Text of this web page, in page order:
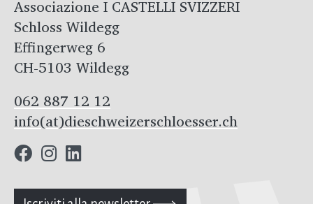
Associazione I CASTELLI SVIZZERI
Schloss Wildegg
Effingerweg 6
CH-5103 Wildegg
062 887 12 12
info(at)dieschweizerschloesser.ch